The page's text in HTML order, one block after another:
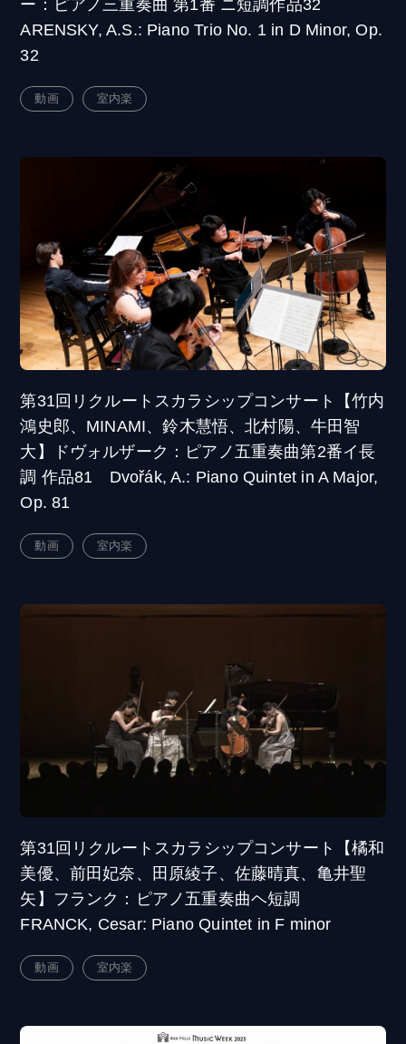
ー：ピアノ三重奏曲 第1番 ニ短調作品32
ARENSKY, A.S.: Piano Trio No. 1 in D Minor, Op.
32
動画 室内楽
第31回リクルートスカラシップコンサート【竹内
鴻史郎、MINAMI、鈴木慧悟、北村陽、牛田智
大】ドヴォルザーク：ピアノ五重奏曲第2番イ長
調 作品81 Dvořák, A.: Piano Quintet in A Major,
Op. 81
動画 室内楽
第31回リクルートスカラシップコンサート【橘和
美優、前田妃奈、田原綾子、佐藤晴真、亀井聖
矢】フランク：ピアノ五重奏曲ヘ短調
FRANCK, Cesar: Piano Quintet in F minor
動画 室内楽